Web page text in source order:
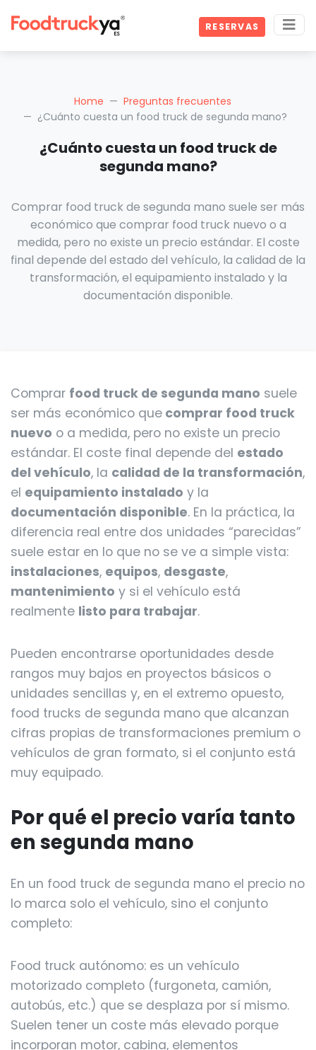
RESERVAS
Home
Preguntas frecuentes
¿Cuánto cuesta un food truck de segunda mano?
¿Cuánto cuesta un food truck de
segunda mano?
Comprar food truck de segunda mano suele ser más
económico que comprar food truck nuevo o a
medida, pero no existe un precio estándar. El coste
final depende del estado del vehículo, la calidad de la
transformación, el equipamiento instalado y la
documentación disponible.
Comprar food truck de segunda mano suele
ser más económico que comprar food truck
nuevo o a medida, pero no existe un precio
estándar. El coste final depende del estado
del vehículo, la calidad de la transformación,
el equipamiento instalado y la
documentación disponible. En la práctica, la
diferencia real entre dos unidades “parecidas”
suele estar en lo que no se ve a simple vista:
instalaciones, equipos, desgaste,
mantenimiento y si el vehículo está
realmente listo para trabajar.
Pueden encontrarse oportunidades desde
rangos muy bajos en proyectos básicos o
unidades sencillas y, en el extremo opuesto,
food trucks de segunda mano que alcanzan
cifras propias de transformaciones premium o
vehículos de gran formato, si el conjunto está
muy equipado.
Por qué el precio varía tanto
en segunda mano
En un food truck de segunda mano el precio no
lo marca solo el vehículo, sino el conjunto
completo:
Food truck autónomo: es un vehículo
motorizado completo (furgoneta, camión,
autobús, etc.) que se desplaza por sí mismo.
Suelen tener un coste más elevado porque
incorporan motor, cabina, elementos